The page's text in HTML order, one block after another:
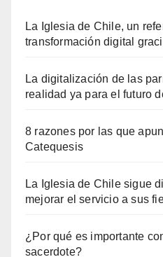
La Iglesia de Chile, un
transformación digital
La digitalización de las
realidad ya para el futuro
8 razones por las que
Catequesis
La Iglesia de Chile sigue
mejorar el servicio a sus
¿Por qué es importante
sacerdote?